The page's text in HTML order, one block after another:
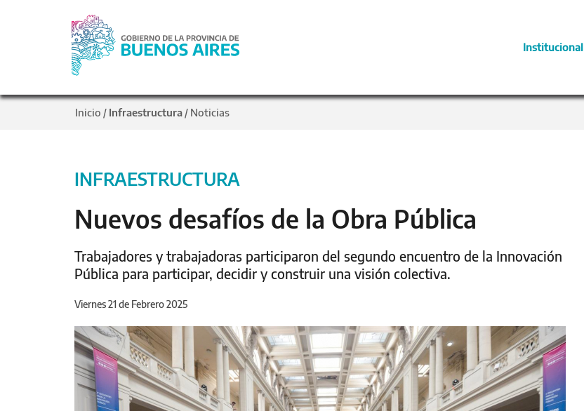
Institucional
Inicio / Infraestructura / Noticias
INFRAESTRUCTURA
Nuevos desafíos de la Obra Pública
Trabajadores y trabajadoras participaron del segundo encuentro de la Innovación
Pública para participar, decidir y construir una visión colectiva.
Viernes 21 de Febrero 2025